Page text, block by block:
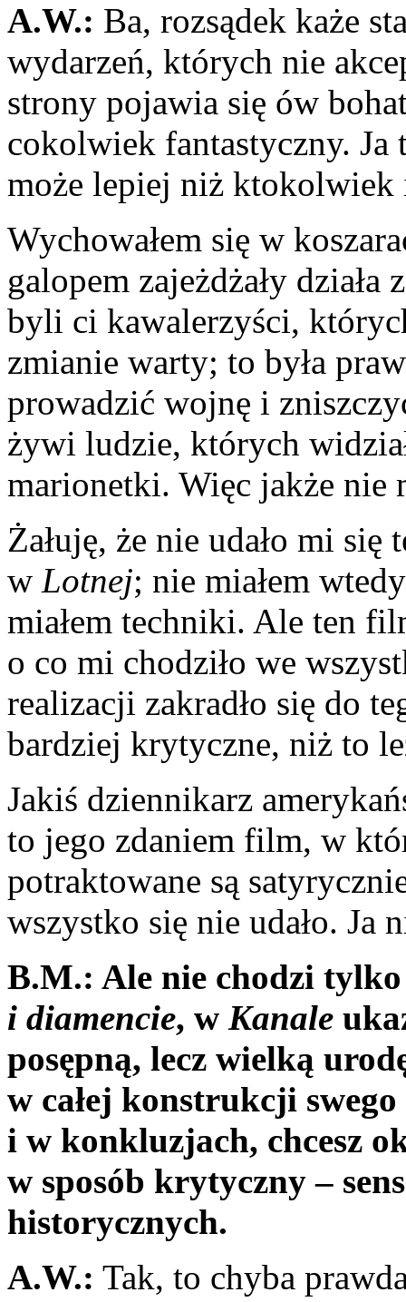
A.W.: Ba, rozsądek każe
wydarzeń, których nie
strony pojawia się ów
cokolwiek fantastyczny. Ja
może lepiej niż ktokolwiek
Wychowałem się w
galopem zajeżdżały
byli ci kawalerzyści,
zmianie warty; to była
prowadzić wojnę i
żywi ludzie, których
marionetki. Więc jakże nie
Żałuję, że nie udało mi się
w Lotnej; nie miałem
miałem techniki. Ale ten
o co mi chodziło we
realizacji zakradło się do
bardziej krytyczne, niż to
Jakiś dziennikarz
to jego zdaniem film, w
potraktowane są
wszystko się nie udało. Ja
B.M.: Ale nie chodzi
i diamencie, w Kanale
posępną, lecz wielką
w całej konstrukcji
i w konkluzjach, chcesz
w sposób krytyczny –
historycznych.
A.W.: Tak, to chyba